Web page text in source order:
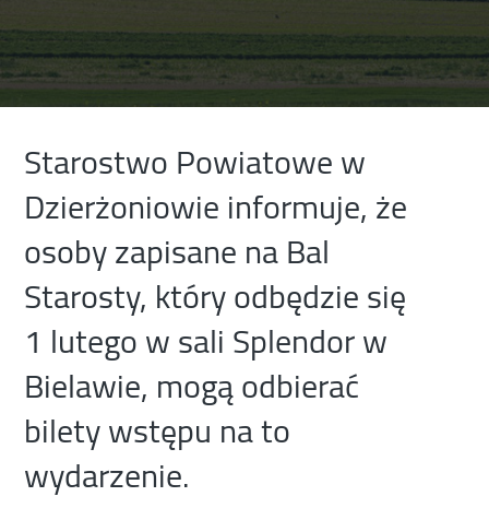
Starostwo Powiatowe w
Dzierżoniowie informuje, że
osoby zapisane na Bal
Starosty, który odbędzie się
1 lutego w sali Splendor w
Bielawie, mogą odbierać
bilety wstępu na to
wydarzenie.